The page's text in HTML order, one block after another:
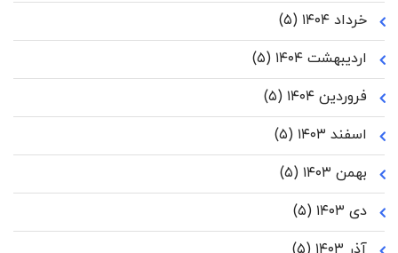
خرداد ۱۴۰۴
(۵)
اردیبهشت ۱۴۰۴
(۵)
فروردین ۱۴۰۴
(۵)
اسفند ۱۴۰۳
(۵)
بهمن ۱۴۰۳
(۵)
دی ۱۴۰۳
(۵)